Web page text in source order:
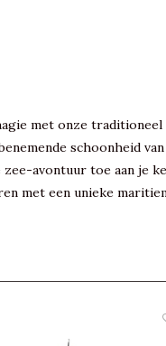
met onze
schoonheid
zee-avontuur toe aan
met een unieke